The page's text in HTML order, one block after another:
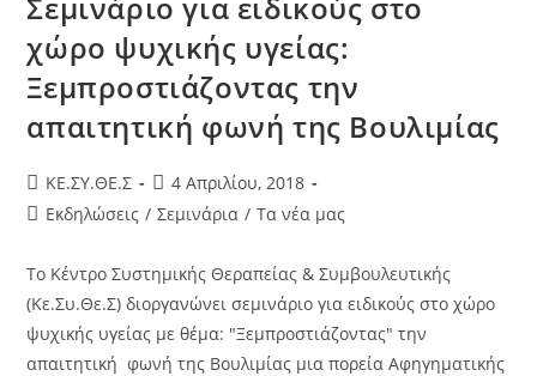
χώρο ψυχικής υγείας:
Ξεμπροστιάζοντας την
απαιτητική φωνή της Βουλιμίας
KE.ΣΥ.ΘΕ.Σ
4 Απριλίου, 2018
Εκδηλώσεις / Σεμινάρια / Τα νέα μας
Το Κέντρο Συστημικής Θεραπείας & Συμβουλευτικής
(Κε.Συ.Θε.Σ) διοργανώνει σεμινάριο για ειδικούς στο χώρο
ψυχικής υγείας με θέμα: "Ξεμπροστιάζοντας" την
απαιτητική φωνή της Βουλιμίας μια πορεία Αφηγηματικής